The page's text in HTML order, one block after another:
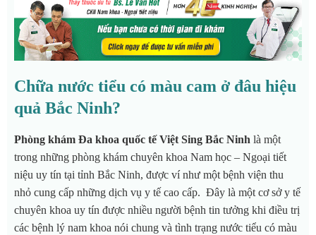
Chữa nước tiểu có màu cam ở đâu hiệu
quả Bắc Ninh?
Phòng khám Đa khoa quốc tế Việt Sing Bắc Ninh là một
trong những phòng khám chuyên khoa Nam học – Ngoại tiết
niệu uy tín tại tỉnh Bắc Ninh, được ví như một bệnh viện thu
nhỏ cung cấp những dịch vụ y tế cao cấp. Đây là một cơ sở y tế
chuyên khoa uy tín được nhiều người bệnh tin tưởng khi điều trị
các bệnh lý nam khoa nói chung và tình trạng nước tiểu có màu